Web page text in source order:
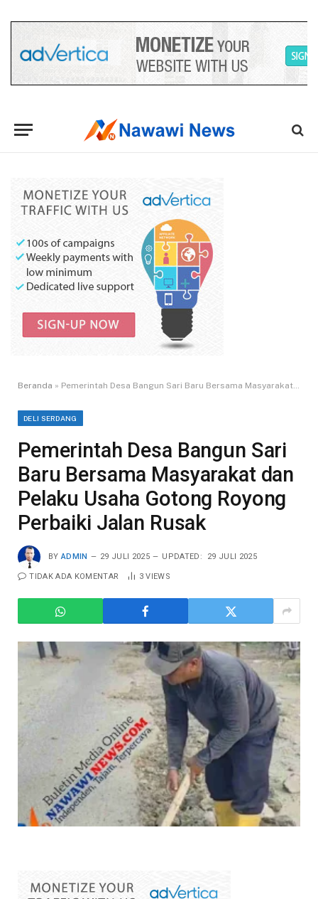
Beranda » Pemerintah Desa Bangun Sari Baru Bersama Masyarakat dan Pelaku Usaha Gotong Royong Perbaiki Jalan Rusak
DELI SERDANG
Pemerintah Desa Bangun Sari
Baru Bersama Masyarakat dan
Pelaku Usaha Gotong Royong
Perbaiki Jalan Rusak
BY ADMIN 29 JULI 2025 UPDATED: 29 JULI 2025
TIDAK ADA KOMENTAR 3VIEWS